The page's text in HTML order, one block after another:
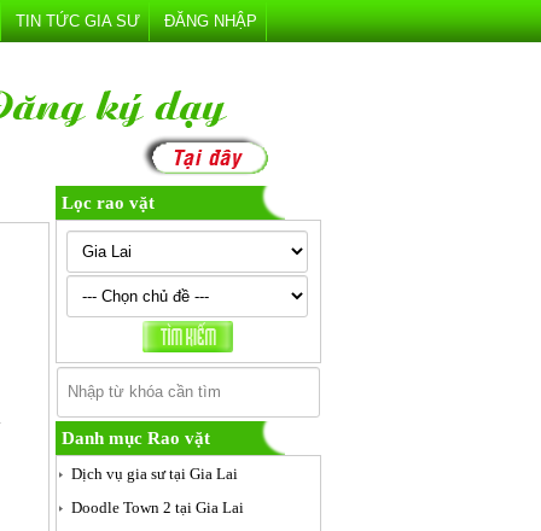
TIN TỨC GIA SƯ ĐĂNG NHẬP
Lọc rao vặt
Danh mục Rao vặt
Dịch vụ gia sư tại Gia Lai
Doodle Town 2 tại Gia Lai